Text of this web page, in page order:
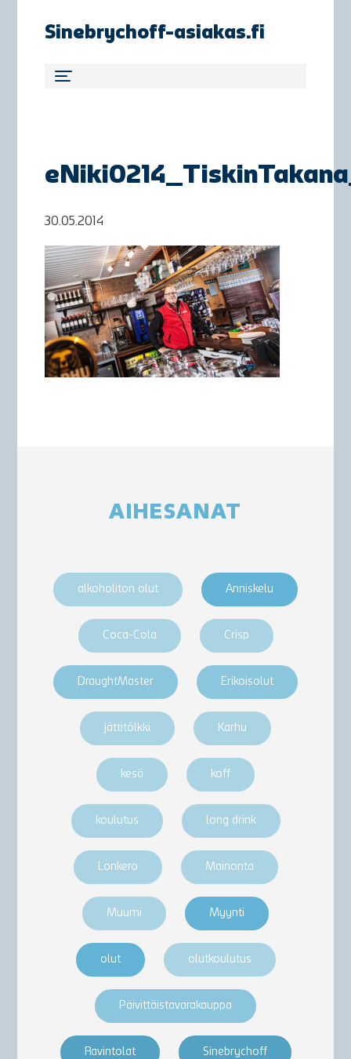
Sinebrychoff-asiakas.fi
30.05.2014
AIHESANAT
alkoholiton olut Anniskelu
Coca-Cola Crisp
DraughtMaster Erikoisolut
jättitölkki Karhu
kesä koff
koulutus long drink
Lonkero Mainonta
Muumi Myynti
olut olutkoulutus
Päivittäistavarakauppa
Ravintolat Sinebrychoff